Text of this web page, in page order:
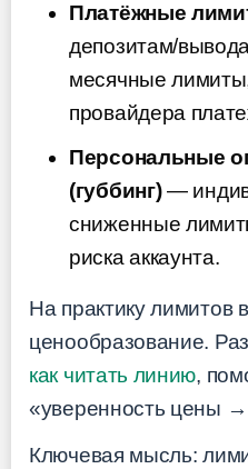
Платёжные
депозитам/
месячные
провайдера
Персональные
(губбинг)—
сниженные
риска аккаунта.
На практику лимитов
ценообразование.
как читать линию,
«уверенность цены
Ключевая мысль: